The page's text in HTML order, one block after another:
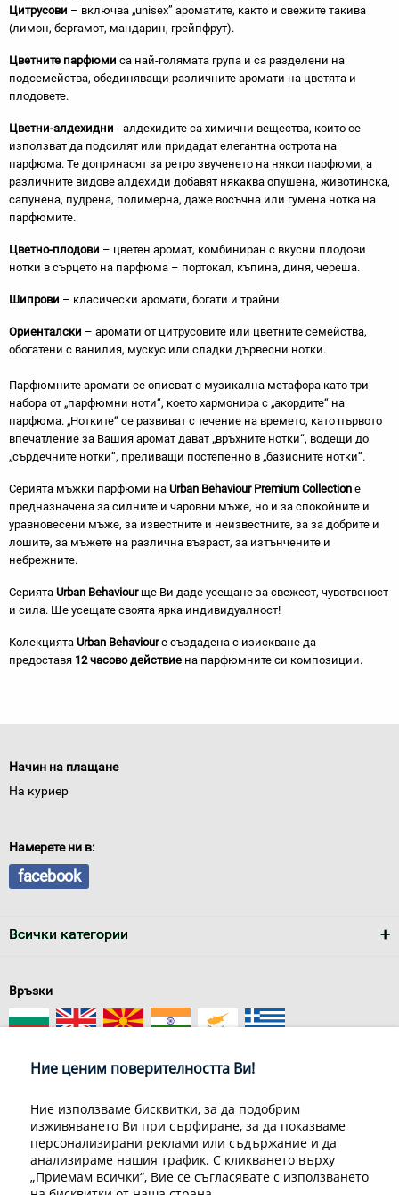
Цитрусови – включва „unisex” ароматите, както и свежите такива
(лимон, бергамот, мандарин, грейпфрут).
Цветните парфюми са най-голямата група и са разделени на
подсемейства, обединяващи различните аромати на цветята и
плодовете.
Цветни-алдехидни - алдехидите са химични вещества, които се
използват да подсилят или придадат елегантна острота на
парфюма. Те допринасят за ретро звученето на някои парфюми, а
различните видове алдехиди добавят някаква опушена, животинска,
сапунена, пудрена, полимерна, даже восъчна или гумена нотка на
парфюмите.
Цветно-плодови – цветен аромат, комбиниран с вкусни плодови
нотки в сърцето на парфюма – портокал, къпина, диня, череша.
Шипрови – класически аромати, богати и трайни.
Ориенталски – аромати от цитрусовите или цветните семейства,
обогатени с ванилия, мускус или сладки дървесни нотки.
Парфюмните аромати се описват с музикална метафора като три
набора от „парфюмни ноти“, което хармонира с „акордите“ на
парфюма. „Нотките“ се развиват с течение на времето, като първото
впечатление за Вашия аромат дават „връхните нотки“, водещи до
„сърдечните нотки“, преливащи постепенно в „базисните нотки“.
Серията мъжки парфюми на Urban Behaviour Premium Collection е
предназначена за силните и чаровни мъже, но и за спокойните и
уравновесени мъже, за известните и неизвестните, за за добрите и
лошите, за мъжете на различна възраст, за изтънчените и
небрежните.
Серията Urban Behaviourще Ви даде усещане за свежест, чувственост
и сила. Ще усещате своята ярка индивидуалност!
Колекцията Urban Behaviourе създадена с изискване да
предоставя 12 часово действие на парфюмните си композиции.
Начин на плащане
На куриер
Намерете ни в:
facebook
Всички категории
Връзки
За нас
Условия за доставка
Конфиденциалност на информацията
Общи условия
Декларация за личните данни
Често задавани въпроси
Ние ценим поверителността Ви!
Ние използваме бисквитки, за да подобрим
изживяването Ви при сърфиране, за да показваме
персонализирани реклами или съдържание и да
анализираме нашия трафик. С кликването върху
„Приемам всички“, Вие се съгласявате с използването